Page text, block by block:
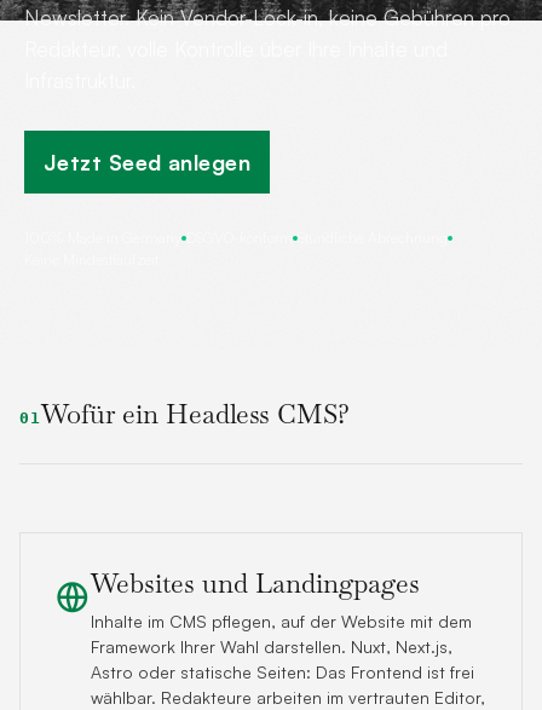
Newsletter. Kein Vendor-Lock-in, keine Gebühren pro
Jetzt Seed anlegen
01Wofür ein Headless CMS?
Websites und Landingpages
Inhalte im CMS pflegen, auf der Website mit dem
Framework Ihrer Wahl darstellen. Nuxt, Next.js,
Astro oder statische Seiten: Das Frontend ist frei
wählbar. Redakteure arbeiten im vertrauten Editor,